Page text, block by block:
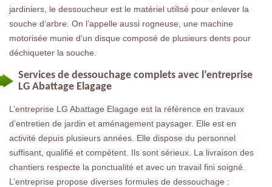
jardiniers, le dessoucheur est le matériel utilisé pour enlever la
souche d’arbre. On l’appelle aussi rogneuse, une machine
motorisée munie d’un disque composé de plusieurs dents pour
déchiqueter la souche.
Services de dessouchage complets avec l’entreprise
LG Abattage Elagage
L’entreprise LG Abattage Elagage est la référence en travaux
d’entretien de jardin et aménagement paysager. Elle est en
activité depuis plusieurs années. Elle dispose du personnel
suffisant, qualifié et compétent. Ils sont sérieux. La livraison des
chantiers respecte la ponctualité et avec un travail fini soigné.
L’entreprise propose diverses formules de dessouchage :